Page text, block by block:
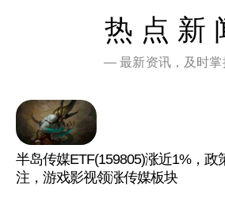
热点新
— 最新资讯，及时
半岛传媒ETF(159805)涨近1%，政
注，游戏影视领涨传媒板块